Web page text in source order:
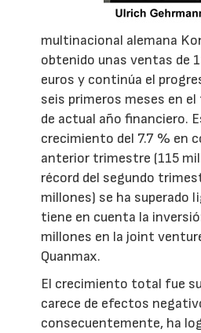
multinacional alemana
obtenido unas ventas de
euros y continúa el
seis primeros meses en
de actual año financiero.
crecimiento del 7.7 % en
anterior trimestre (115
récord del segundo
millones) se ha superado
tiene en cuenta la
millones en la joint
Quanmax.
El crecimiento total fue
carece de efectos
consecuentemente, ha